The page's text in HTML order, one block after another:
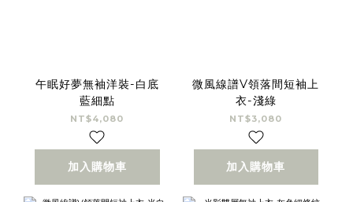
午眠好夢無袖洋裝-白底
藍細點
NT$4,080
加入購物車
微風線譜V領落間短袖上
衣-淺綠
NT$3,080
加入購物車